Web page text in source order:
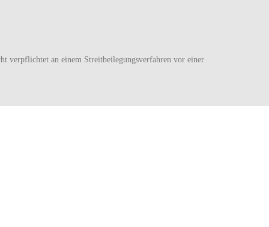
verpflichtet an einem Streitbeilegungsverfahren vor einer